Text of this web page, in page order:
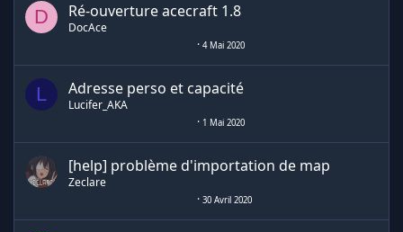
D Ré-ouverture acecraft 1.8
DocAce
4 Mai 2020
L Adresse perso et capacité
Lucifer_AKA
1 Mai 2020
[help] problème d'importation de map
Zeclare
30 Avril 2020